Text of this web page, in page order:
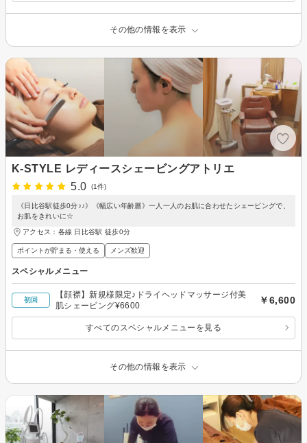
その他の情報を表示
K-STYLE レディースシェービングアトリエ
5.0
(1件)
《日比谷駅徒歩0分♪♪》《幅広い年齢層》一人一人のお肌に合わせたシェービングで、
お肌をきれいに☆
アクセス：各線 日比谷駅 徒歩0分
ポイントが貯まる・使える メンズ歓迎
スペシャルメニュー
初回
【顔襟】新規様限定♪ドライヘッドマッサージ付美
肌シェービング¥6600
￥6,600
すべてのスペシャルメニューを見る
その他の情報を表示